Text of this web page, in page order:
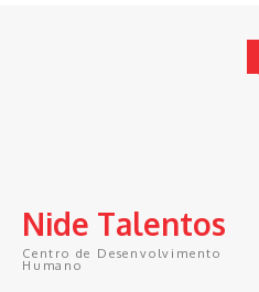
Nide Talentos
Centro de Desenvolvimento
Humano